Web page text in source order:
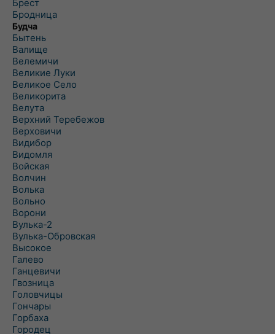
Брест
Бродница
Будча
Бытень
Валище
Велемичи
Великие Луки
Великое Село
Великорита
Велута
Верхний Теребежов
Верховичи
Видибор
Видомля
Войская
Волчин
Волька
Вольно
Ворони
Вулька-2
Вулька-Обровская
Высокое
Галево
Ганцевичи
Гвозница
Головчицы
Гончары
Горбаха
Городец